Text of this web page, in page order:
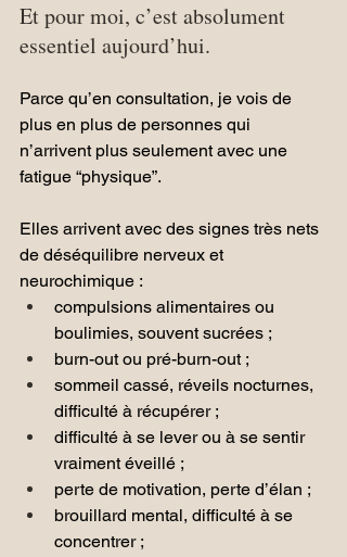
Et pour moi, c’est absolument
essentiel aujourd’hui.
Parce qu’en consultation, je vois de
plus en plus de personnes qui
n’arrivent plus seulement avec une
fatigue “physique”.
Elles arrivent avec des signes très nets
de déséquilibre nerveux et
neurochimique :
compulsions alimentaires ou
boulimies, souvent sucrées ;
burn-out ou pré-burn-out ;
sommeil cassé, réveils nocturnes,
difficulté à récupérer ;
difficulté à se lever ou à se sentir
vraiment éveillé ;
perte de motivation, perte d’élan ;
brouillard mental, difficulté à se
concentrer ;